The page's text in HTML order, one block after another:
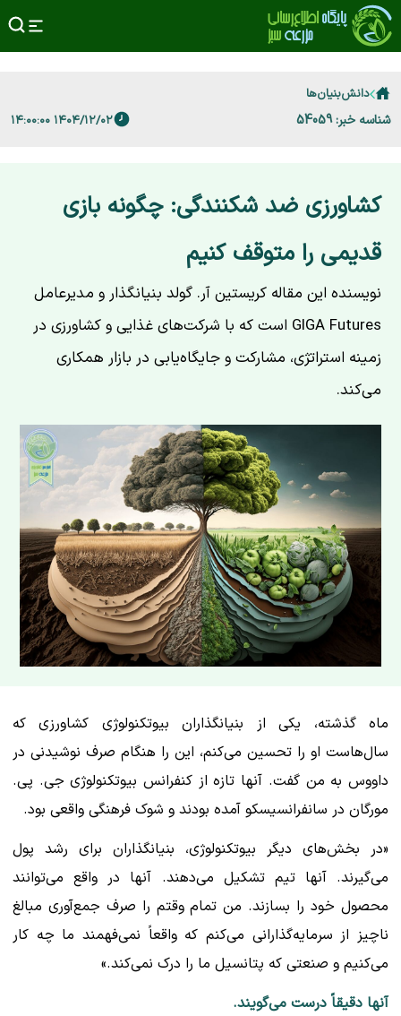
دانش‌بنیان‌ها
شناسه خبر: 54059 ۱۴۰۴/۱۲/۰۲ ۱۴:۰۰:۰۰
کشاورزی ضد شکنندگی: چگونه بازی
قدیمی را متوقف کنیم
نویسنده این مقاله کریستین آر. گولد بنیانگذار و مدیرعامل
GIGA Futures است که با شرکت‌های غذایی و کشاورزی در
زمینه استراتژی، مشارکت و جایگاه‌یابی در بازار همکاری
می‌کند.
ماه گذشته، یکی از بنیانگذاران بیوتکنولوژی کشاورزی که
سال‌هاست او را تحسین می‌کنم، این را هنگام صرف نوشیدنی در
داووس به من گفت. آنها تازه از کنفرانس بیوتکنولوژی جی. پی.
مورگان در سانفرانسیسکو آمده بودند و شوک فرهنگی واقعی بود.
«در بخش‌های دیگر بیوتکنولوژی، بنیانگذاران برای رشد پول
می‌گیرند. آنها تیم تشکیل می‌دهند. آنها در واقع می‌توانند
محصول خود را بسازند. من تمام وقتم را صرف جمع‌آوری مبالغ
ناچیز از سرمایه‌گذارانی می‌کنم که واقعاً نمی‌فهمند ما چه کار
می‌کنیم و صنعتی که پتانسیل ما را درک نمی‌کند.»
آنها دقیقاً درست می‌گویند.